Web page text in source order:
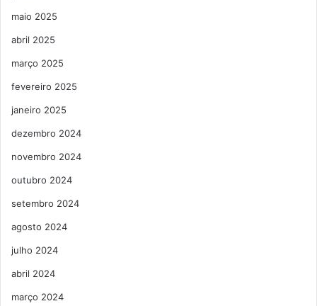
maio 2025
abril 2025
março 2025
fevereiro 2025
janeiro 2025
dezembro 2024
novembro 2024
outubro 2024
setembro 2024
agosto 2024
julho 2024
abril 2024
março 2024